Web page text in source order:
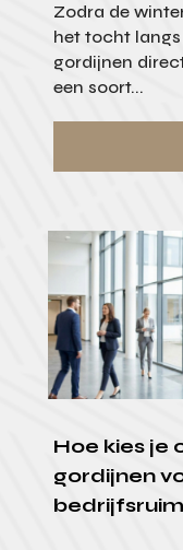
Zodra de
het tocht langs
gordijnen
een soort...
Hoe kies je
gordijnen